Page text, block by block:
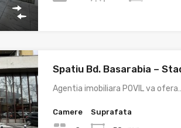
Spatiu Bd. Basarabia –
Agentia imobiliara POVIL va
Camere Suprafata